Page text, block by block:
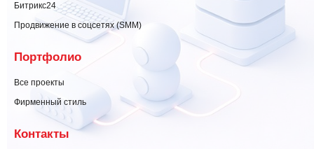
Битрикс24
Продвижение в соцсетях (SMM)
Портфолио
Все проекты
Фирменный стиль
Контакты